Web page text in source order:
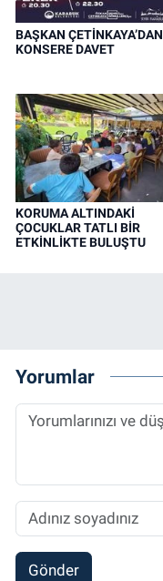
BAŞKAN ÇETİNKAYA’DAN
KONSERE DAVET
KORUMA ALTINDAKİ
ÇOCUKLAR TATLI BİR
ETKİNLİKTE BULUŞTU
Yorumlar
Gönder